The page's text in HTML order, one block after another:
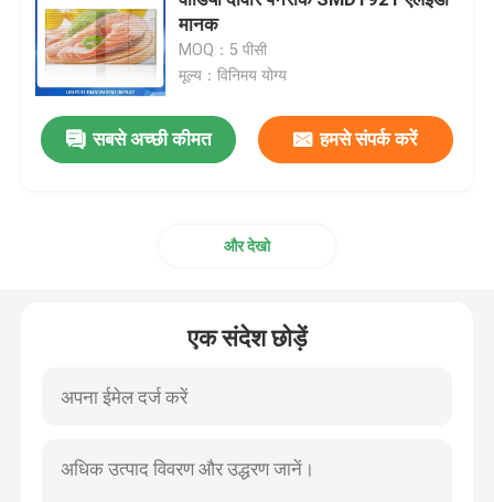
पारदर्शी एलईडी वीडियो दीवार
आउटडोर एलईडी वीडियो दीवार
फाइन पिच एलईडी डिस्प्ले
इंडोर एलईडी डिस्प्ले मॉड्यूल
आरजीबी एलईडी पट्टी प्रकाश
मानक
MOQ：5 पीसी
मूल्य：विनिमय योग्य
सबसे अच्छी कीमत हमसे संपर्क करें
और देखो
एक संदेश छोड़ें